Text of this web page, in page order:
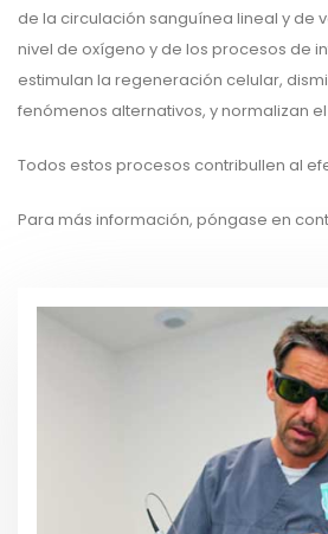
de la circulación sanguínea lineal y de
nivel de oxígeno y de los procesos de
estimulan la regeneración celular,
fenómenos alternativos, y normalizan
Todos estos procesos contribullen al
Para más información, póngase en